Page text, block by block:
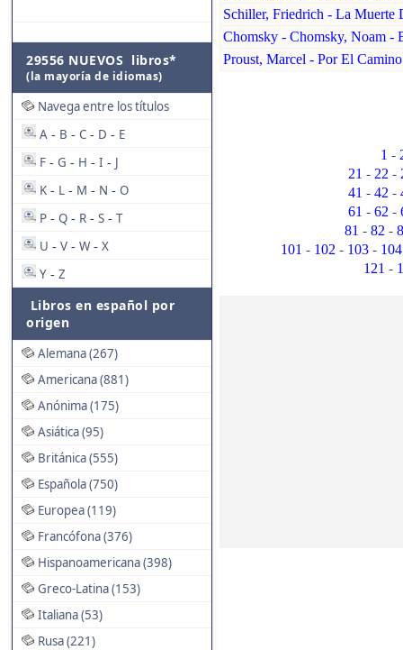
29556 NUEVOS libros*
(la mayoría de idiomas)
Navega entre los títulos
A - B - C - D - E
F - G - H - I - J
K - L - M - N - O
P - Q - R - S - T
U - V - W - X
Y - Z
Libros en español por
origen
Alemana (267)
Americana (881)
Anónima (175)
Asiática (95)
Británica (555)
Española (750)
Europea (119)
Francófona (376)
Hispanoamericana (398)
Greco-Latina (153)
Italiana (53)
Rusa (221)
Schiller, Friedrich - La Muerte
Chomsky - Chomsky, Noam -
Proust, Marcel - Por El
1 -
21 - 22 -
41 - 42 -
61 - 62 -
81 - 82 -
101 - 102 - 103 - 104
121 -